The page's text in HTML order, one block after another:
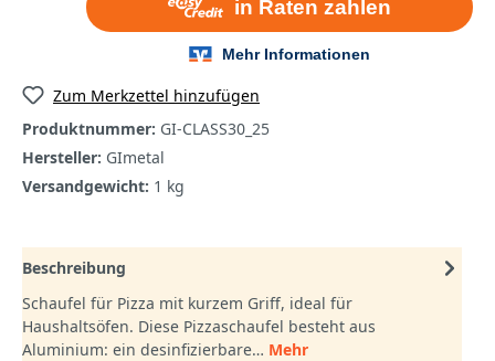
Zum Merkzettel hinzufügen
Produktnummer: GI-CLASS30_25
Hersteller: GImetal
Versandgewicht: 1 kg
Beschreibung
Schaufel für Pizza mit kurzem Griff, ideal für
Haushaltsöfen. Diese Pizzaschaufel besteht aus
Aluminium: ein desinfizierbare… Mehr